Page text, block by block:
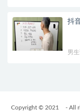
抖
男
Copyright © 2021 - All